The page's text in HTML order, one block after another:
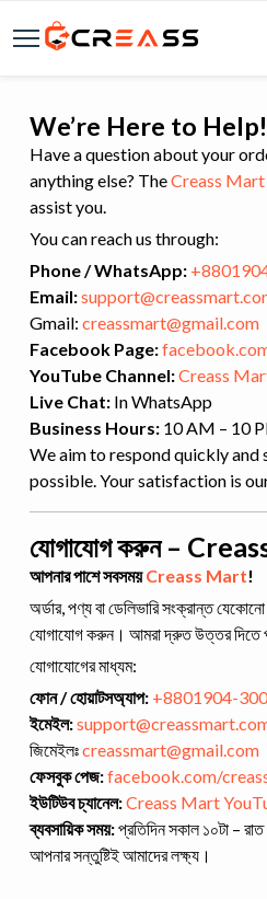
We’re Here to Help!
Have a question about your
anything else? TheCreass Mart
assist you.
You can reach us through:
Phone / WhatsApp:
Email:
Gmail: creassmart@gmail.com
Facebook Page:
YouTube Channel:Creass
Live Chat: In WhatsApp
Business Hours: 10 AM – 10
We aim to respond quickly and
possible. Your satisfaction is
যোগাযোগ করুন –
আপনার পাশে সবসময়Creass Mart!
অর্ডার, পণ্য বা ডেলিভারি সংক্রান্ত
যোগাযোগ করুন। আমরা দ্রুত উত্তর দিতে
যোগাযোগের মাধ্যম:
ফোন / হোয়াটসঅ্যাপ: +8801904-
ইমেইল:
জিমেইলঃcreassmart@gmail.com
ফেসবুক পেজ:facebook.com/
ইউটিউব চ্যানেল:Creass Mart
ব্যবসায়িক সময়:প্রতিদিন সকাল ১০টা – রাত
আপনার সন্তুষ্টিই আমাদের লক্ষ্য।